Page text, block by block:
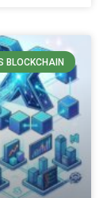
BLOCKCHAIN